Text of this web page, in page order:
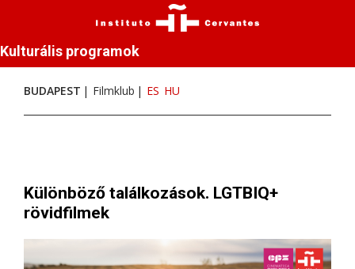
Kulturális programok
BUDAPEST Filmklub ES HU
Különböző találkozások. LGTBIQ+
rövidfilmek